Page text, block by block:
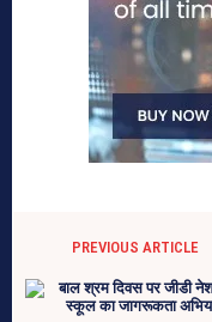
PREVIOUS ARTICLE